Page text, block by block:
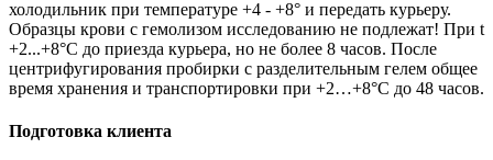
холодильник при температуре +4 - +8° и передать курьеру.
Образцы крови с гемолизом исследованию не подлежат! При t
+2...+8°С до приезда курьера, но не более 8 часов. После
центрифугирования пробирки с разделительным гелем общее
время хранения и транспортировки при +2…+8°С до 48 часов.
Подготовка клиента